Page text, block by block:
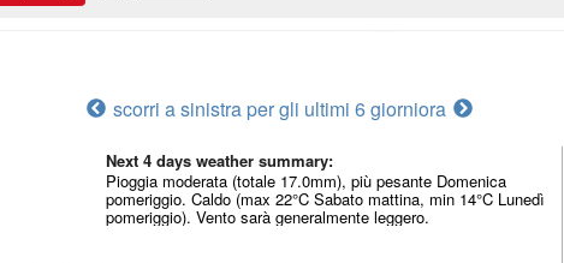
scorri a sinistra per gli ultimi 6 giorniora
Next 4 days weather summary:
Pioggia moderata (totale 17.0mm), più pesante Domenica
pomeriggio. Caldo (max 22°C Sabato mattina, min 14°C Lunedì
pomeriggio). Vento sarà generalmente leggero.